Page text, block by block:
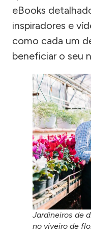
eBooks
inspiradores e
como cada um
beneficiar o seu
Jardineiros de
no viveiro de